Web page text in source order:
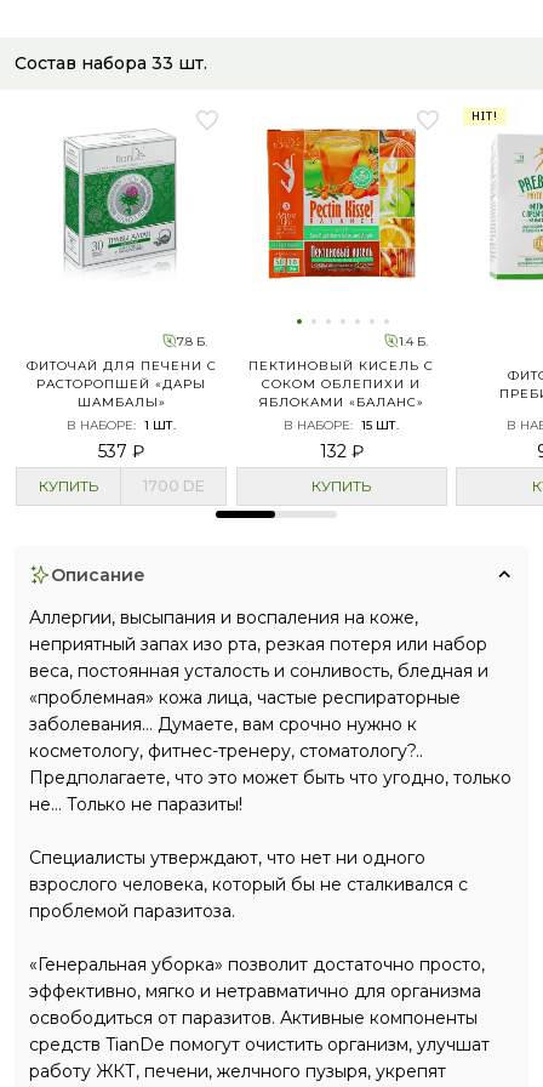
Состав набора 33 шт.
7.8 Б.
ФИТОЧАЙ ДЛЯ ПЕЧЕНИ С
РАСТОРОПШЕЙ «ДАРЫ
ШАМБАЛЫ»
В НАБОРЕ: 1 ШТ.
537 ₽
КУПИТЬ 1700 DE
1.4 Б.
ПЕКТИНОВЫЙ КИСЕЛЬ С
СОКОМ ОБЛЕПИХИ И
ЯБЛОКАМИ «БАЛАНС»
В НАБОРЕ: 15 ШТ.
132 ₽
КУПИТЬ
HIT!
В
описание
Аллергии, высыпания и воспаления на коже,
неприятный запах изо рта, резкая потеря или набор
веса, постоянная усталость и сонливость, бледная и
«проблемная» кожа лица, частые респираторные
заболевания… Думаете, вам срочно нужно к
косметологу, фитнес-тренеру, стоматологу?..
Предполагаете, что это может быть что угодно, только
не… Только не паразиты!
Специалисты утверждают, что нет ни одного
взрослого человека, который бы не сталкивался с
проблемой паразитоза.
«Генеральная уборка» позволит достаточно просто,
эффективно, мягко и нетравматично для организма
освободиться от паразитов. Активные компоненты
средств TianDe помогут очистить организм, улучшат
работу ЖКТ, печени, желчного пузыря, укрепят